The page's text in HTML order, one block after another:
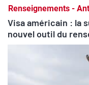
Renseignements -
Visa américain : la
nouvel outil du